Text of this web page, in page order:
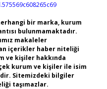
bir marka, kurum
bulunmamaktadır.
makaleler
içerikler haber niteliği
ve kişiler hakkında
kurum ve kişiler ile isim
Sitemizdeki bilgiler
taşımazlar.